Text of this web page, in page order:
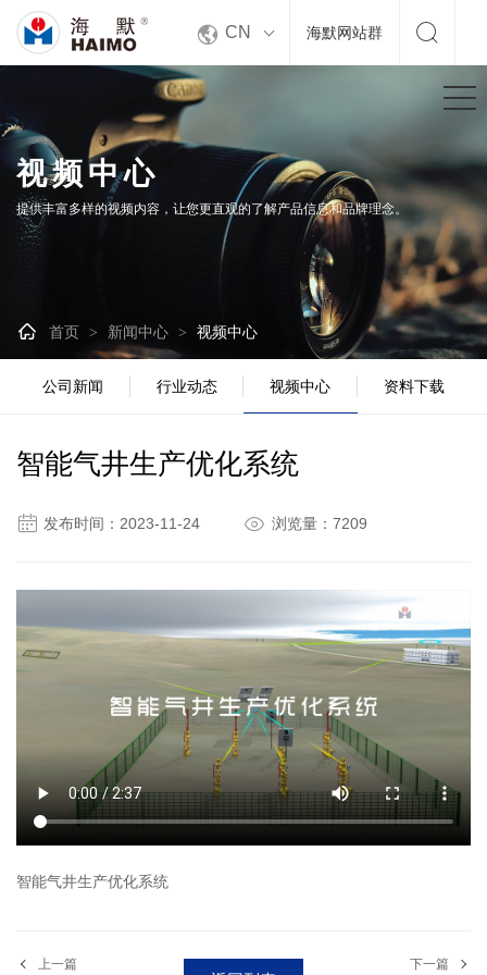
 CN 海默网站群 
视频中心
提供丰富多样的视频内容，让您更直观的了解产品信息和品牌理念。
 首页 > 新闻中心 > 视频中心
公司新闻 行业动态 视频中心 资料下载
智能气井生产优化系统
 发布时间：2023-11-24  浏览量：7209
智能气井生产优化系统
上一篇 下一篇